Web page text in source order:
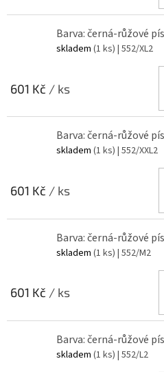
Barva: černá-růžové
skladem (1 ks) | 552/XL2
601 Kč / ks
Barva: černá-růžové
skladem (1 ks) | 552/XXL2
601 Kč / ks
Barva: černá-růžové
skladem (1 ks) | 552/M2
601 Kč / ks
Barva: černá-růžové
skladem (1 ks) | 552/L2